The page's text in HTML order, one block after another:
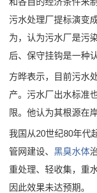
污水处理厂提标演变
为，认为污水厂是污
后、保守挂钩是一种
方晔表示，目前污水
产。污水厂出水标准
限。他认为其根源在
我国从20世纪80年代
管网建设、 黑臭水体
重处理、轻收集，重
因此效果未达预期。